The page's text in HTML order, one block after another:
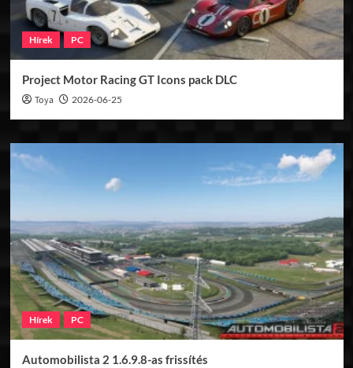
Hírek PC
Project Motor Racing GT Icons pack DLC
Toya 2026-06-25
Hírek PC
Automobilista 2 1.6.9.8-as frissítés